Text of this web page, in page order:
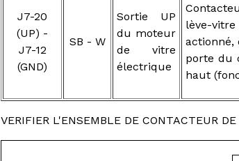
J7-20
(UP) -
J7-12
(GND)
SB - W
Sortie UP
du moteur
de vitre
électrique
lève-
porte du
haut
VERIFIER L'ENSEMBLE DE CONTACTEUR